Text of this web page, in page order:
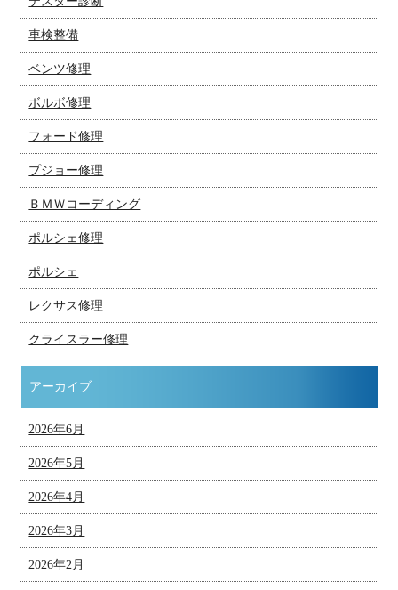
車検整備
ベンツ修理
ボルボ修理
フォード修理
プジョー修理
ＢＭＷコーディング
ポルシェ修理
ポルシェ
レクサス修理
クライスラー修理
アーカイブ
2026年6月
2026年5月
2026年4月
2026年3月
2026年2月